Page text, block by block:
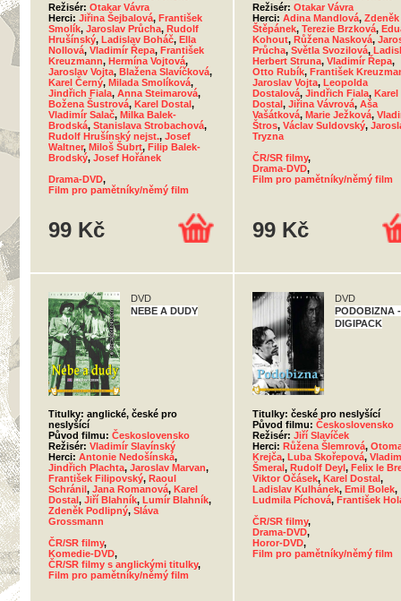
Režisér: Otakar Vávra
Herci: Jiřina Šejbalová, František
Smolík, Jaroslav Průcha, Rudolf
Hrušínský, Ladislav Boháč, Ella
Nollová, Vladimír Řepa, František
Kreuzmann, Hermína Vojtová,
Jaroslav Vojta, Blažena Slavíčková,
Karel Černý, Milada Smolíková,
Jindřich Fiala, Anna Steimarová,
Božena Šustrová, Karel Dostal,
Vladimír Salač, Milka Balek-
Brodská, Stanislava Strobachová,
Rudolf Hrušínský nejst., Josef
Waltner, Miloš Šubrt, Filip Balek-
Brodský, Josef Hořánek
Drama-DVD,
Film pro pamětníky/němý film
99 Kč
Režisér: Otakar Vávra
Herci: Adina Mandlová, Zdeněk
Štěpánek, Terezie Brzková,
Kohout, Růžena Nasková,
Průcha, Světla Svozilová,
Herbert Struna, Vladimír Řepa,
Otto Rubík, František
Jaroslav Vojta, Leopolda
Dostalová, Jindřich Fiala, Karel
Dostal, Jiřina Vávrová, Aša
Vašátková, Marie Ježková,
Štros, Václav Suldovský,
Tryzna
ČR/SR filmy,
Drama-DVD,
Film pro pamětníky/němý film
99 Kč
DVD
NEBE A DUDY
Titulky: anglické, české pro
neslyšící
Původ filmu: Československo
Režisér: Vladimír Slavínský
Herci: Antonie Nedošínská,
Jindřich Plachta, Jaroslav Marvan,
František Filipovský, Raoul
Schránil, Jana Romanová, Karel
Dostal, Jiří Blahník, Lumír Blahník,
Zdeněk Podlipný, Sláva
Grossmann
ČR/SR filmy,
Komedie-DVD,
ČR/SR filmy s anglickými titulky,
Film pro pamětníky/němý film
DVD
PODOBIZNA -
DIGIPACK
Titulky: české pro neslyšící
Původ filmu: Československo
Režisér: Jiří Slavíček
Herci: Růžena Šlemrová,
Krejča, Luba Skořepová,
Šmeral, Rudolf Deyl, Felix le
Viktor Očásek, Karel Dostal,
Ladislav Kulhánek, Emil Bolek,
Ludmila Píchová, František
ČR/SR filmy,
Drama-DVD,
Horor-DVD,
Film pro pamětníky/němý film